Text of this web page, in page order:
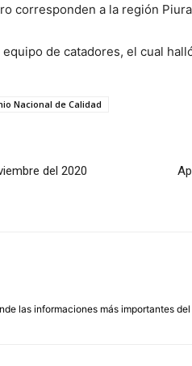
corresponden a la región
de catadores, el cual
Nacional de Calidad
del 2020
las informaciones más importantes